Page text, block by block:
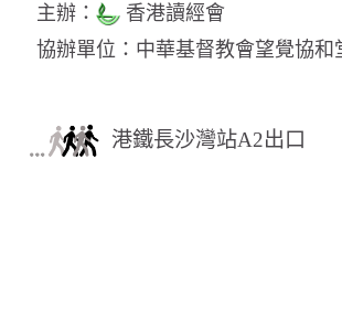
主辦：
香港讀經會
協辦單位：中華基督教會望覺協和
港鐵長沙灣站A2出口